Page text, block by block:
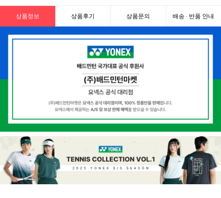
상품정보 상품후기 상품문의 배송 · 반품 안내